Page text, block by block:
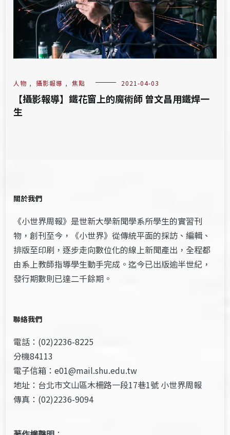
人物 , 攝影報導 , 焦點 2021-04-03
【攝影報導】鐵花窗上的魔術師 曾文昌用鐵焊一
生
關於我們
《小世界周報》是世新大學新聞學系所學生的實習刊
物，創刊至今，《小世界》從傳統平面的採訪、編輯、
排版至印刷，逐步走向數位化的線上新聞產出，全程都
由系上教師指導學生動手完成。迄今已出版逾半世紀，
發行期數則已達二千餘期。
聯絡我們
電話：(02)2236-8225
分機84113
電子信箱：e01@mail.shu.edu.tw
地址：台北市文山區木柵路一段17巷1號 小世界周報
傳真：(02)2236-9094